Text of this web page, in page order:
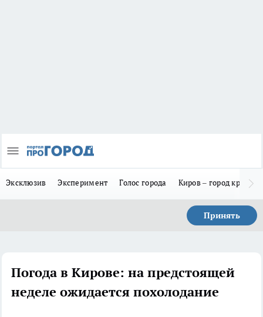
Эксклюзив Эксперимент Голос города Киров – город
Принять
Погода в Кирове: на предстоящей
неделе ожидается похолодание